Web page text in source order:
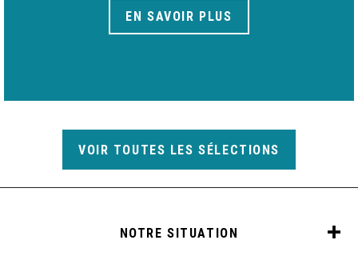
EN SAVOIR PLUS
VOIR TOUTES LES SÉLECTIONS
NOTRE SITUATION